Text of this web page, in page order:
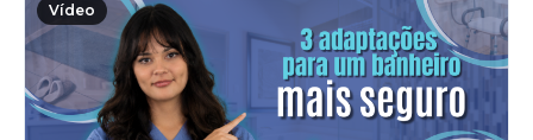
Vídeo